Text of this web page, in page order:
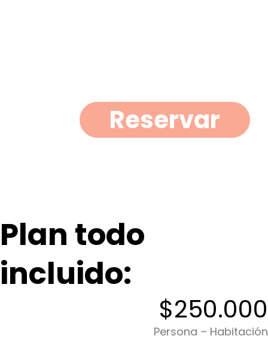
Reservar
Plan todo
incluido:
$250.000
Persona – Habitación